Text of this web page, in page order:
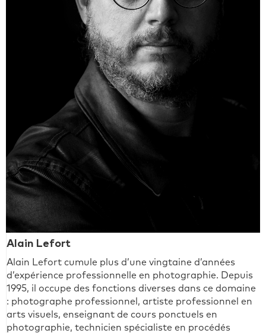
Alain Lefort
Alain Lefort cumule plus d’une vingtaine d’années
d’expérience professionnelle en photographie. Depuis
1995, il occupe des fonctions diverses dans ce domaine
: photographe professionnel, artiste professionnel en
arts visuels, enseignant de cours ponctuels en
photographie, technicien spécialiste en procédés